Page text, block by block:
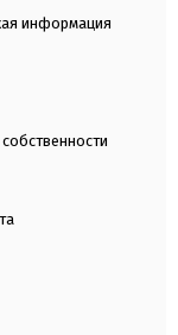
информация
собственности